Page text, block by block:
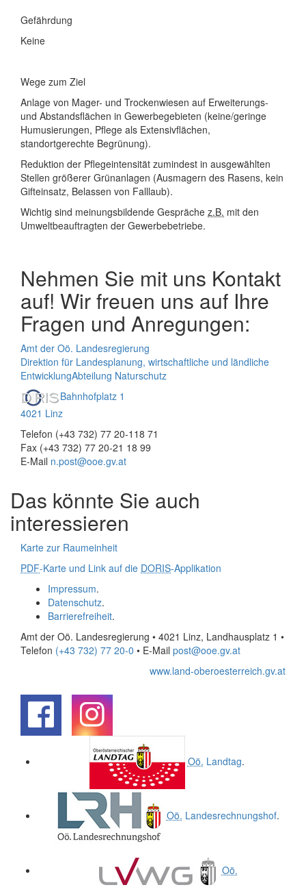
Gefährdung
Keine
Wege zum Ziel
Anlage von Mager- und Trockenwiesen auf Erweiterungs-
und Abstandsflächen in Gewerbegebieten (keine/geringe
Humusierungen, Pflege als Extensivflächen,
standortgerechte Begrünung).
Reduktion der Pflegeintensität zumindest in ausgewählten
Stellen größerer Grünanlagen (Ausmagern des Rasens, kein
Gifteinsatz, Belassen von Falllaub).
Wichtig sind meinungsbildende Gespräche z.B. mit den
Umweltbeauftragten der Gewerbebetriebe.
Nehmen Sie mit uns Kontakt
auf! Wir freuen uns auf Ihre
Fragen und Anregungen:
Amt der Oö. Landesregierung
Direktion für Landesplanung, wirtschaftliche und ländliche
EntwicklungAbteilung Naturschutz
Bahnhofplatz 1
4021 Linz
Telefon (+43 732) 77 20-118 71
Fax (+43 732) 77 20-21 18 99
E-Mail n.post@ooe.gv.at
Das könnte Sie auch
interessieren
Karte zur Raumeinheit
PDF-Karte und Link auf die DORIS-Applikation
Impressum.
Datenschutz.
Barrierefreiheit.
Amt der Oö. Landesregierung • 4021 Linz, Landhausplatz 1 •
Telefon (+43 732) 77 20-0 • E-Mail post@ooe.gv.at
www.land-oberoesterreich.gv.at
Oö. Landtag.
Oö. Landesrechnungshof.
Oö.